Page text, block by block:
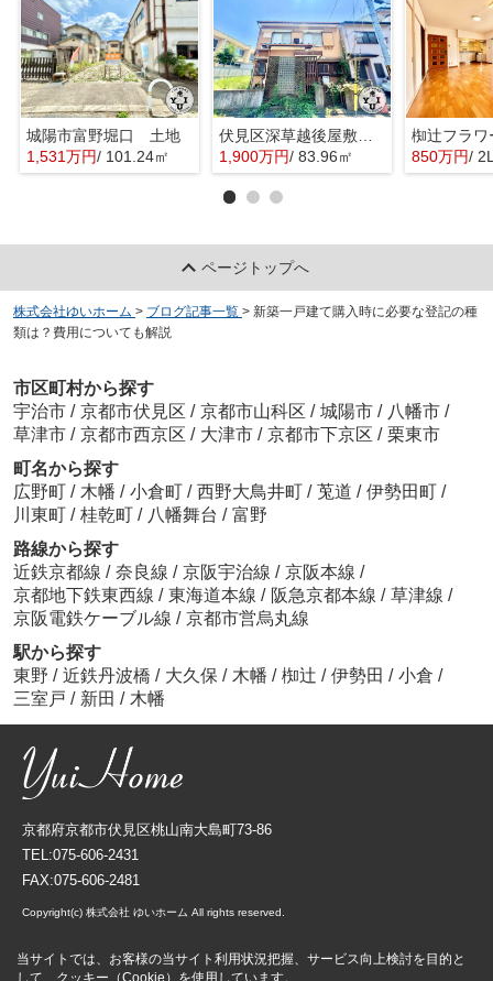
城陽市富野堀口 土地
1,531万円/ 101.24㎡
伏見区深草越後屋敷町 土地
1,900万円/ 83.96㎡
椥辻フラワ
850万円/
ページトップへ
株式会社ゆいホーム > ブログ記事一覧 > 新築一戸建て購入時に必要な登記の種
類は？費用についても解説
市区町村から探す
宇治市 / 京都市伏見区 / 京都市山科区 / 城陽市 / 八幡市 /
草津市 / 京都市西京区 / 大津市 / 京都市下京区 / 栗東市
町名から探す
広野町 / 木幡 / 小倉町 / 西野大鳥井町 / 莵道 / 伊勢田町 /
川東町 / 桂乾町 / 八幡舞台 / 富野
路線から探す
近鉄京都線 / 奈良線 / 京阪宇治線 / 京阪本線 /
京都地下鉄東西線 / 東海道本線 / 阪急京都本線 / 草津線 /
京阪電鉄ケーブル線 / 京都市営烏丸線
駅から探す
東野 / 近鉄丹波橋 / 大久保 / 木幡 / 椥辻 / 伊勢田 / 小倉 /
三室戸 / 新田 / 木幡
京都府京都市伏見区桃山南大島町73-86
TEL:075-606-2431
FAX:075-606-2481
Copyright(c) 株式会社 ゆいホーム All rights reserved.
当サイトでは、お客様の当サイト利用状況把握、サービス向上検討を目的と
して、クッキー（Cookie）を使用しています。